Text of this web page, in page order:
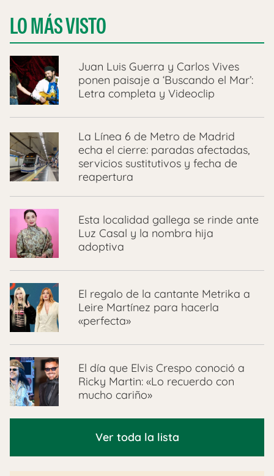
LO MÁS VISTO
Juan Luis Guerra y Carlos Vives
ponen paisaje a ‘Buscando el Mar’:
Letra completa y Videoclip
La Línea 6 de Metro de Madrid
echa el cierre: paradas afectadas,
servicios sustitutivos y fecha de
reapertura
Esta localidad gallega se rinde ante
Luz Casal y la nombra hija
adoptiva
El regalo de la cantante Metrika a
Leire Martínez para hacerla
«perfecta»
El día que Elvis Crespo conoció a
Ricky Martin: «Lo recuerdo con
mucho cariño»
Ver toda la lista